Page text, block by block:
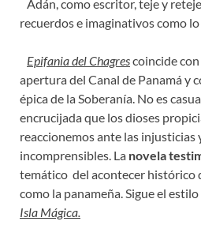
Adán, como escritor, teje y
recuerdos e imaginativos como
Epifania del Chagrescoincide
apertura del Canal de Panamá y
épica de la Soberanía. No es
encrucijada que los dioses
reaccionemos ante las injusticias
incomprensibles. La novela
temático del acontecer histórico
como la panameña. Sigue el
Isla Mágica.